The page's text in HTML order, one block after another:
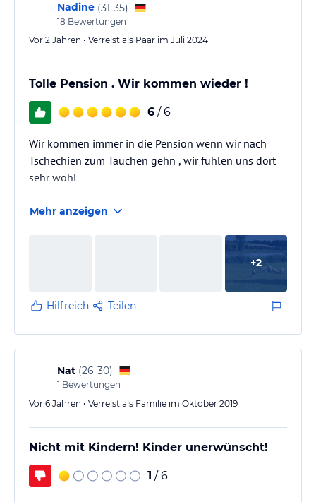
Nadine (31-35)
18 Bewertungen
Vor 2 Jahren • Verreist als Paar im Juli 2024
Tolle Pension . Wir kommen wieder !
6 / 6
Wir kommen immer in die Pension wenn wir nach
Tschechien zum Tauchen gehn , wir fühlen uns dort
sehr wohl
Mehr anzeigen
+2
Hilfreich Teilen
Nat (26-30)
1 Bewertungen
Vor 6 Jahren • Verreist als Familie im Oktober 2019
Nicht mit Kindern! Kinder unerwünscht!
1 / 6